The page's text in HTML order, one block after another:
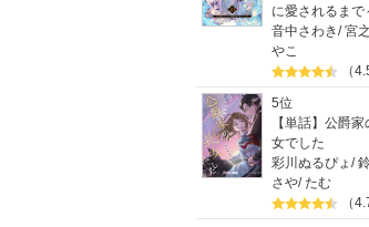
に愛されるまで
音中さわき/宮
やこ
（
5位
【単話】公爵家
女でした
彩川ぬるぴょ /
さや/たむ
（